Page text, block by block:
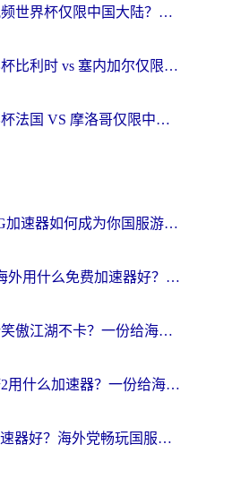
在海外看央视频世界杯仅限中国大陆？这篇指南帮你解锁中文解说+无卡顿直播
在海外看世界杯比利时 vs 塞内加尔仅限中国大陆？我找到了最流畅的中文解说之路
在国外看世界杯法国 VS 摩洛哥仅限中国大陆？海外党这样看中文解说赛事不卡顿
在澳洲，BanG加速器如何成为你国服游戏的“时光机”？
玩崩坏学园2海外用什么免费加速器好？2026海外党亲测国服游戏加速指南
国外如何玩新笑傲江湖不卡？一份给海外游子的终极网络指南
在南非玩刀塔2用什么加速器？一份给海外游子的终极生存指南
Dive用什么加速器好？海外党畅玩国服游戏的终极避坑指南